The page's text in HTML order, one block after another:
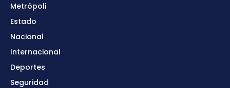
Metrópoli
Estado
Nacional
Internacional
Deportes
Seguridad